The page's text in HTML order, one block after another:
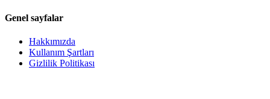
Genel sayfalar
Hakkımızda
Kullanım Şartları
Gizlilik Politikası